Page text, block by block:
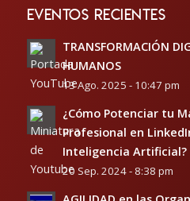
EVENTOS RECIENTES
TRANSFORMACIÓN
HUMANOS
13 Ago. 2025 - 10:47 pm
¿Cómo Potenciar tu
Profesional en
Inteligencia Artificial?
20 Sep. 2024 - 8:38 pm